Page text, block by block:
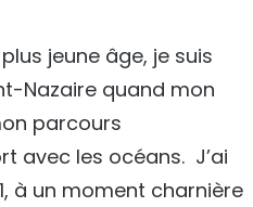
jeune âge, je suis
Nazaire quand mon
parcours
avec les océans. J’ai
à un moment charnière